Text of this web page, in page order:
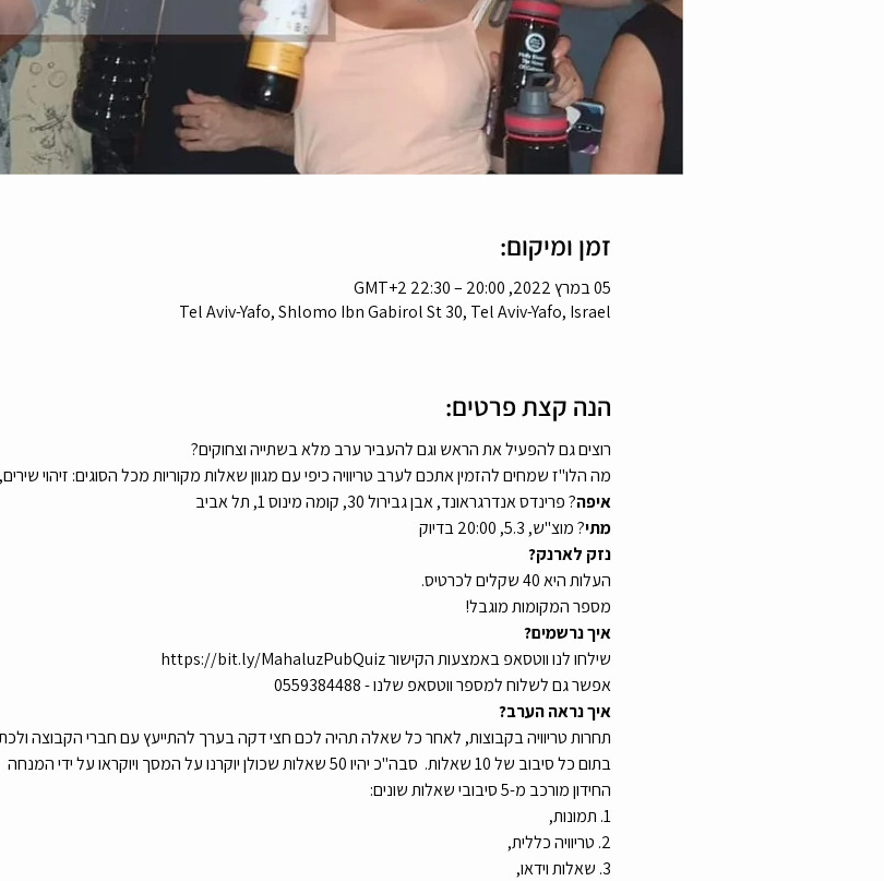
זמן ומיקום:
05 במרץ 2022, 20:00 – 22:30 GMT‎+2‎
Tel Aviv-Yafo, Shlomo Ibn Gabirol St 30, Tel Aviv-Yafo, Israel
הנה קצת פרטים:
רוצים גם להפעיל את הראש וגם להעביר ערב מלא בשתייה וצחוקים?
מה הלו"ז שמחים להזמין אתכם לערב טריוויה כיפי עם מגוון שאלות מקוריות מכל הסוגים: זיהוי
איפה? פרינדס אנדרגראונד, אבן גבירול 30, קומה מינוס 1, תל אביב
מתי? מוצ"ש, 5.3, 20:00 בדיוק
נזק לארנק?
העלות היא 40 שקלים לכרטיס.
מספר המקומות מוגבל!
איך נרשמים?
שילחו לנו ווטסאפ באמצעות הקישור https://bit.ly/MahaluzPubQuiz
אפשר גם לשלוח למספר ווטסאפ שלנו - 0559384488
איך נראה הערב?
תחרות טריוויה בקבוצות, לאחר כל שאלה תהיה לכם חצי דקה בערך להתייעץ עם חברי הקבוצה
בתום כל סיבוב של 10 שאלות.  סבה"כ יהיו 50 שאלות שכולן יוקרנו על המסך ויוקראו על ידי המנחה
החידון מורכב מ-5 סיבובי שאלות שונים:
1. תמונות,
2. טריוויה כללית,
3. שאלות וידאו,